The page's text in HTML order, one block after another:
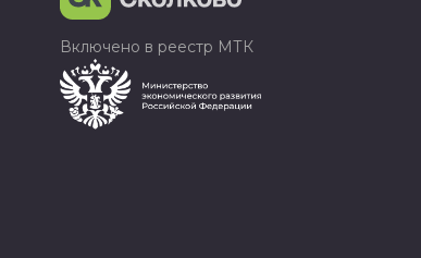
Включено в реестр МТК